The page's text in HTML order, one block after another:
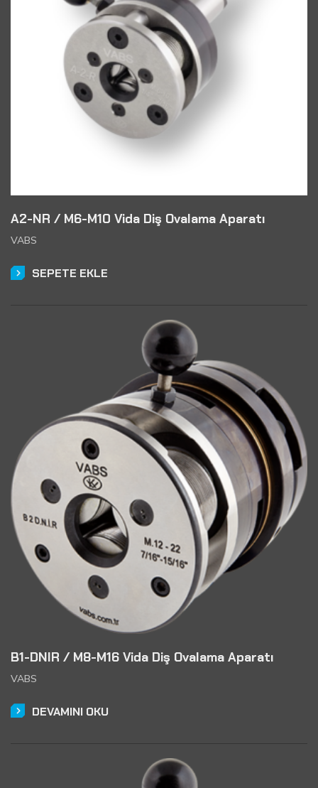
A2-NR / M6-M10 Vida Diş Ovalama Aparatı
VABS
SEPETE EKLE
B1-DNIR / M8-M16 Vida Diş Ovalama Aparatı
VABS
DEVAMINI OKU